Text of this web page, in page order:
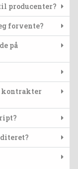
producenter?
forvente?
på
kontrakter